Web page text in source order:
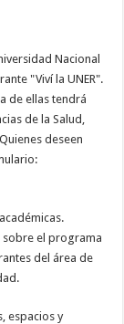
Nacional
"Viví la UNER".
de ellas tendrá
de la Salud,
deseen
sobre el programa
del área de
espacios y